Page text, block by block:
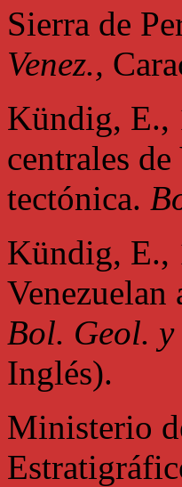
Sierra de
Venez.,
Kündig, E.,
centrales
tectónica.
Kündig, E.,
Venezuelan
Bol. Geol.
Inglés).
Ministerio